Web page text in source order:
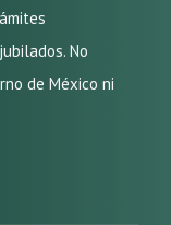
No
de México ni